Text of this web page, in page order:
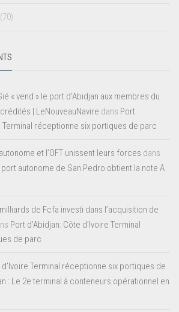
(70)
« vend » le port d'Abidjan aux membres du
| LeNouveauNavire dans Port
Terminal réceptionne six portiques de parc
et l’OFT unissent leurs forces dans
autonome de San Pedro obtient la note A
de Fcfa investi dans l’acquisition de
Port d’Abidjan: Côte d’Ivoire Terminal
de parc
Terminal réceptionne six portiques de
: Le 2e terminal à conteneurs opérationnel en